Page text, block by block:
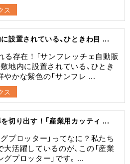
ス
設置されている、ひときわ目 ...
る存在！「サンフレッチェ自動販
地内に設置されている、ひとき
かな紫色の「サンフレ ...
ス
切り出す！「産業用カッティ ...
プロッター」ってなに？​私たち
活躍しているのが、この「産業
プロッター」です。 ...